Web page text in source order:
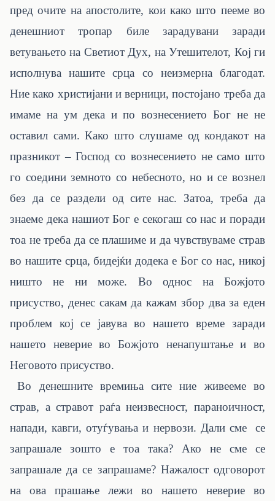
пред очите на апостолите, кои како што пееме во
денешниот тропар биле зарадувани заради
ветувањето на Светиот Дух, на Утешителот, Кој ги
исполнува нашите срца со неизмерна благодат.
Ние како христијани и верници, постојано треба да
имаме на ум дека и по вознесението Бог не не
оставил сами. Како што слушаме од кондакот на
празникот – Господ со вознесението не само што
го соедини земното со небесното, но и се вознел
без да се раздели од сите нас. Затоа, треба да
знаеме дека нашиот Бог е секогаш со нас и поради
тоа не треба да се плашиме и да чувствуваме страв
во нашите срца, бидејќи додека е Бог со нас, никој
ништо не ни може. Во однос на Божјото
присуство, денес сакам да кажам збор два за еден
проблем кој се јавува во нашето време заради
нашето неверие во Божјото ненапуштање и во
Неговото присуство.
Во денешните времиња сите ние живееме во
страв, а стравот раѓа неизвесност, параноичност,
напади, кавги, отуѓувања и нервози. Дали сме се
запрашале зошто е тоа така? Ако не сме се
запрашале да се запрашаме? Нажалост одговорот
на ова прашање лежи во нашето неверие во